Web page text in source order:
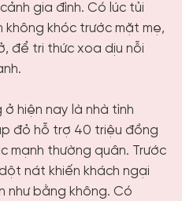
gia đình. Có lúc tủi
không khóc trước mặt mẹ,
để tri thức xoa dịu nỗi
hiện nay là nhà tình
đỏ hỗ trợ 40 triệu đồng
mạnh thường quân. Trước
nát khiến khách ngại
như bằng không. Có